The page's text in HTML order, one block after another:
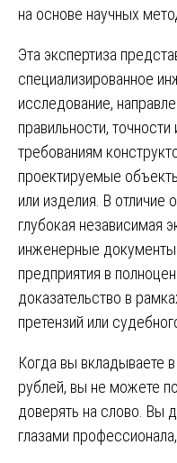
на основе научных
Эта экспертиза
специализированное
исследование,
правильности,
требованиям
проектируемые
или изделия. В отличие
глубокая независимая
инженерные документы
предприятия в
доказательство в
претензий или
Когда вы вкладываете
рублей, вы не можете
доверять на слово. Вы
глазами